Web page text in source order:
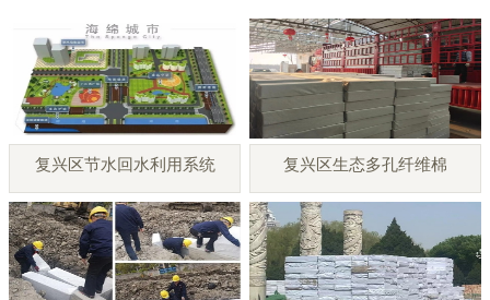
复兴区节水回水利用系统 复兴区生态多孔纤维棉